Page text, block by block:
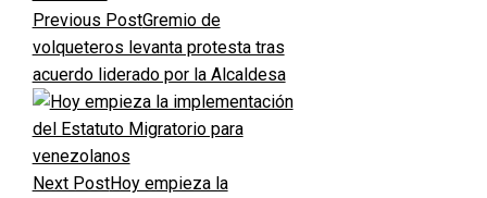
Previous PostGremio de
volqueteros levanta protesta tras
acuerdo liderado por la Alcaldesa
Next PostHoy empieza la